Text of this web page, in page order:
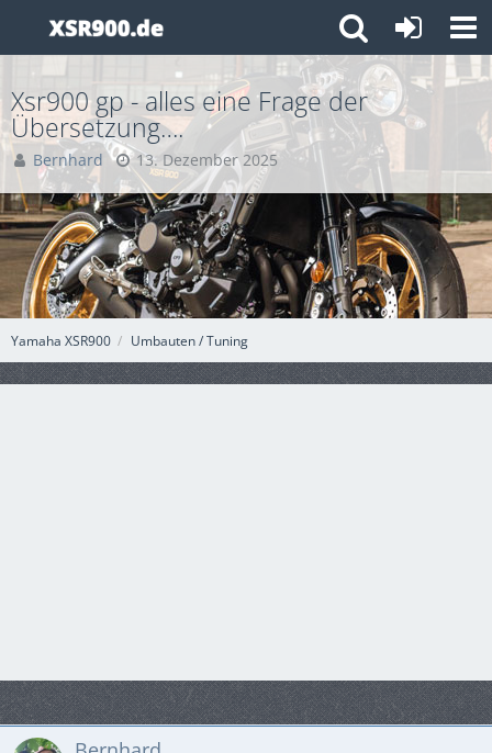
Yamaha XSR900 Umbauten / Tuning
Xsr900 gp - alles eine Frage der
Übersetzung….
Bernhard 13. Dezember 2025